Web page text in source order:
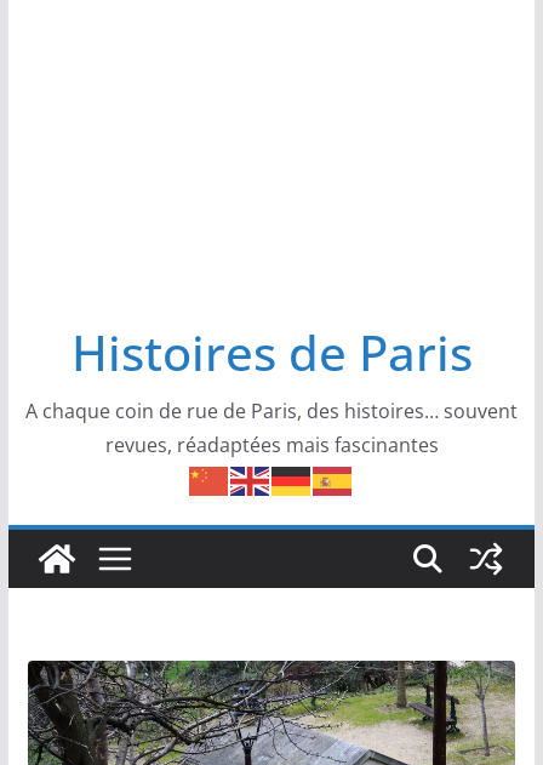
Histoires de Paris
A chaque coin de rue de Paris, des histoires… souvent
revues, réadaptées mais fascinantes